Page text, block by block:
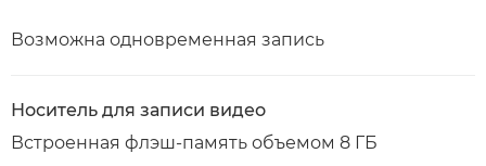
Возможна одновременная запись
Носитель для записи видео
Встроенная флэш-память объемом 8 ГБ